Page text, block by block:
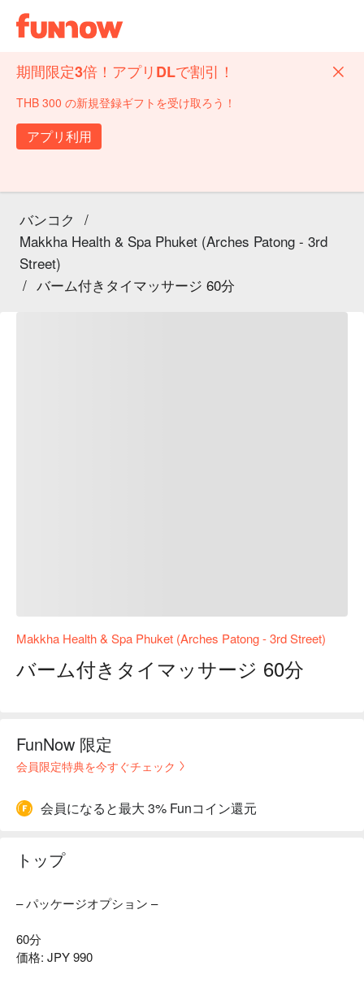
期間限定3倍！アプリDLで割引！
THB 300 の新規登録ギフトを受け取ろう！
アプリ利用
バンコク /
Makkha Health & Spa Phuket (Arches Patong - 3rd
Street)
/ バーム付きタイマッサージ 60分
Makkha Health & Spa Phuket (Arches Patong - 3rd Street)
バーム付きタイマッサージ 60分
FunNow 限定
会員限定特典を今すぐチェック
会員になると最大 3% Funコイン還元
トップ
– パッケージオプション –
60分
価格: JPY 990